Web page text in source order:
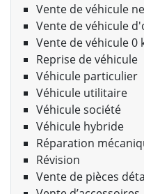
Vente de véhicule
Vente de véhicule
Vente de véhicule 0
Reprise de véhicule
Véhicule particulier
Véhicule utilitaire
Véhicule société
Véhicule hybride
Réparation
Révision
Vente de pièces